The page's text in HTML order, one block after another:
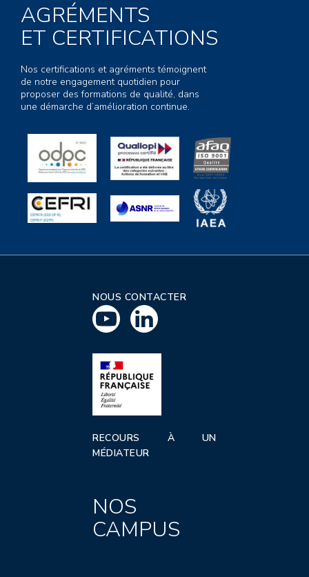
AGRÉMENTS
ET CERTIFICATIONS
Nos certifications et agréments témoignent
de notre engagement quotidien pour
proposer des formations de qualité, dans
une démarche d’amélioration continue.
NOUS CONTACTER
RECOURS À UN
MÉDIATEUR
NOS
CAMPUS